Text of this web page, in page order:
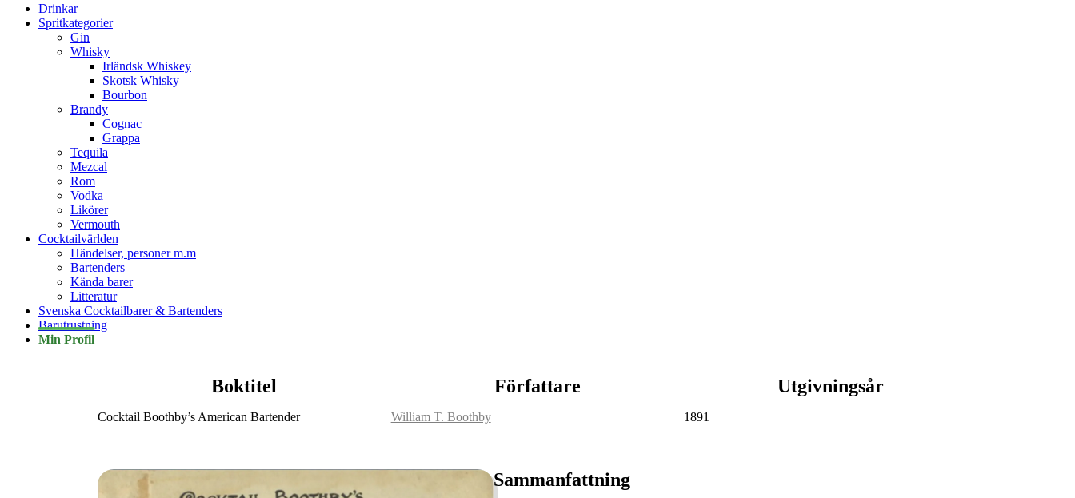
Drinkar
Spritkategorier
Gin
Whisky
Irländsk Whiskey
Skotsk Whisky
Bourbon
Brandy
Cognac
Grappa
Tequila
Mezcal
Rom
Vodka
Likörer
Vermouth
Cocktailvärlden
Händelser, personer m.m
Bartenders
Kända barer
Litteratur
Svenska Cocktailbarer & Bartenders
Barutrustning
Min Profil
Boktitel
Cocktail Boothby’s American Bartender
Författare
William T. Boothby
Utgivningsår
1891
Sammanfattning